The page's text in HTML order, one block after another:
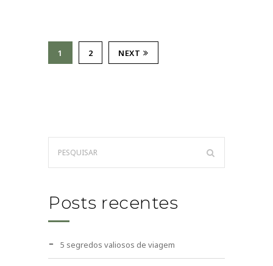
1 2 NEXT
Posts recentes
5 segredos valiosos de viagem